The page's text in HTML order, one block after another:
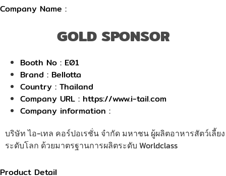
Company Name :
GOLD SPONSOR
Booth No : E01
Brand : Bellotta
Country : Thailand
Company URL : https://www.i-tail.com
Company information :
บริษัท ไอ-เทล คอร์ปอเรชั่น จำกัด มหาชน ผู้ผลิตอาหารสัตว์เลี้ยง
ระดับโลก ด้วยมาตรฐานการผลิตระดับ Worldclass
Product Detail